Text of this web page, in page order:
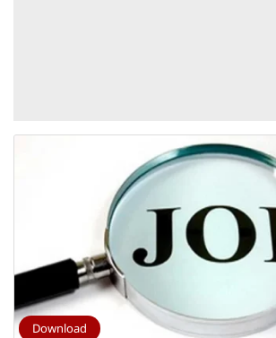
Download